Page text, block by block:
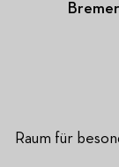
Raum für